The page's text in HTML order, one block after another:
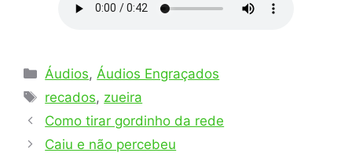
Categorias
Áudios, Áudios Engraçados
Tags
recados, zueira
Como tirar gordinho da rede
Caiu e não percebeu